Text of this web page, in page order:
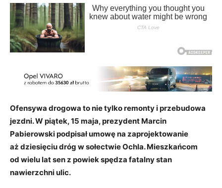
Ofensywa drogowa to nie tylko remonty i przebudowa
jezdni. W piątek, 15 maja, prezydent Marcin
Pabierowski podpisał umowę na zaprojektowanie
aż dziesięciu dróg w sołectwie Ochla. Mieszkańcom
od wielu lat sen z powiek spędza fatalny stan
nawierzchni ulic.